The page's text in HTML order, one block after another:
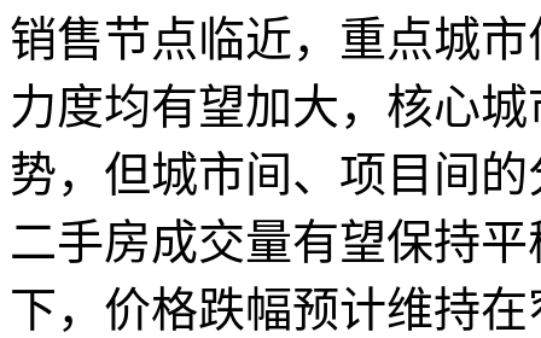
销售节点临近，重点城
力度均有望加大，核心
势，但城市间、项目间
二手房成交量有望保持
下，价格跌幅预计维持